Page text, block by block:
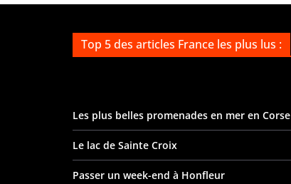
Top 5 des articles France les plus lus :
Les plus belles promenades en mer en Corse
Le lac de Sainte Croix
Passer un week-end à Honfleur